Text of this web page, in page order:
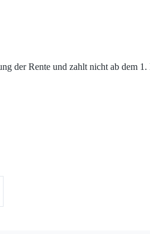
der Rente und zahlt nicht ab dem